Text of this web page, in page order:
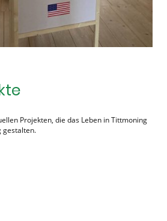
Projekten, die das Leben in Tittmoning
gestalten.